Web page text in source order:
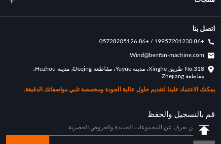
الإنجازات الرئيسية
حالة التخصيص
آلة صب التناوب
بيكلبول مصبوب دوار
اتصل بنا
+86 19957201230 / +86 05728205126
Wind@benfan-machine.com
No.318 طريق Xinghe، مدينة Yuyue، مقاطعة Deqing، مدينة Huzhou،
مقاطعة Zhejiang.
يمكنك الاعتماد علينا لتقديم حلول عالية الجودة ومخصصة تلبي مواصفاتك الدقيقة.
قم بالتسجيل والحفظ
كن أول من يعرف عن المجموعات الجديدة والعروض الحصرية.